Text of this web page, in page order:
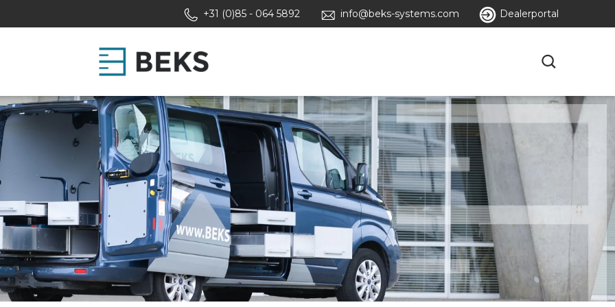
+31 (0)85 - 064 5892 info@beks-systems.com Dealerportal